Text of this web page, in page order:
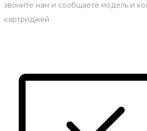
звоните нам и сообщаете модель и
картриджей